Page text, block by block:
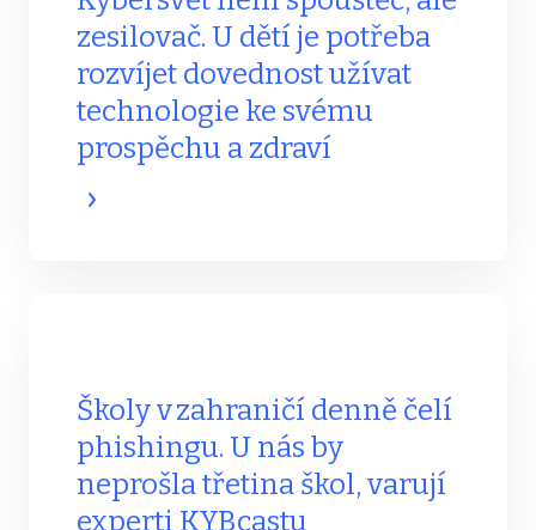
zesilovač. U dětí je potřeba
rozvíjet dovednost užívat
technologie ke svému
prospěchu a zdraví
Školy v zahraničí denně čelí
phishingu. U nás by
neprošla třetina škol, varují
experti KYBcastu